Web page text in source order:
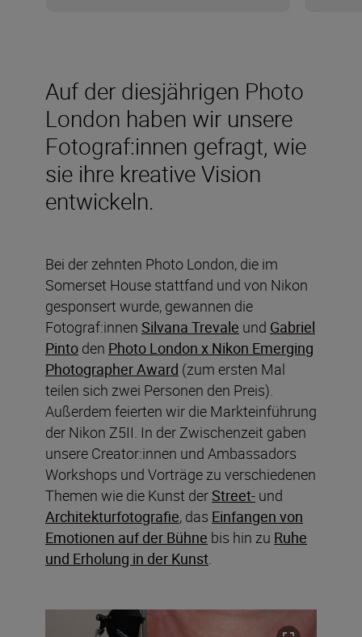
Auf der diesjährigen Photo
London haben wir unsere
Fotograf:innen gefragt, wie
sie ihre kreative Vision
entwickeln.
Bei der zehnten Photo London, die im
Somerset House stattfand und von Nikon
gesponsert wurde, gewannen die
Fotograf:innen Silvana Trevale und Gabriel
Pinto den Photo London x Nikon Emerging
Photographer Award (zum ersten Mal
teilen sich zwei Personen den Preis).
Außerdem feierten wir die Markteinführung
der Nikon Z5II. In der Zwischenzeit gaben
unsere Creator:innen und Ambassadors
Workshops und Vorträge zu verschiedenen
Themen wie die Kunst derStreet- und
Architekturfotografie, das Einfangen von
Emotionen auf der Bühne bis hin zu Ruhe
und Erholung in der Kunst.